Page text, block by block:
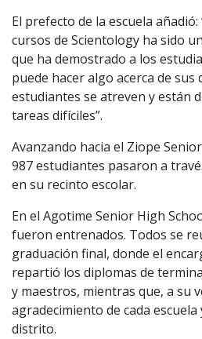
El prefecto de la escuela añadió:
cursos de Scientology ha sido
que ha demostrado a los
puede hacer algo acerca de sus
estudiantes se atreven y están
tareas difíciles”.
Avanzando hacia el Ziope
987 estudiantes pasaron a
en su recinto escolar.
En el Agotime Senior High
fueron entrenados. Todos se
graduación final, donde el
repartió los diplomas de
y maestros, mientras que, a su
agradecimiento de cada
distrito.